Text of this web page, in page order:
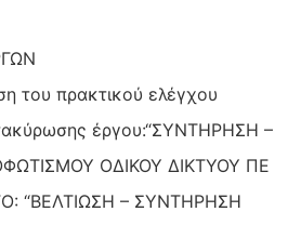
του πρακτικού ελέγχου
έργου:“ΣΥΝΤΗΡΗΣΗ –
ΟΔΙΚΟΥ ΔΙΚΤΥΟΥ ΠΕ
“ΒΕΛΤΙΩΣΗ – ΣΥΝΤΗΡΗΣΗ